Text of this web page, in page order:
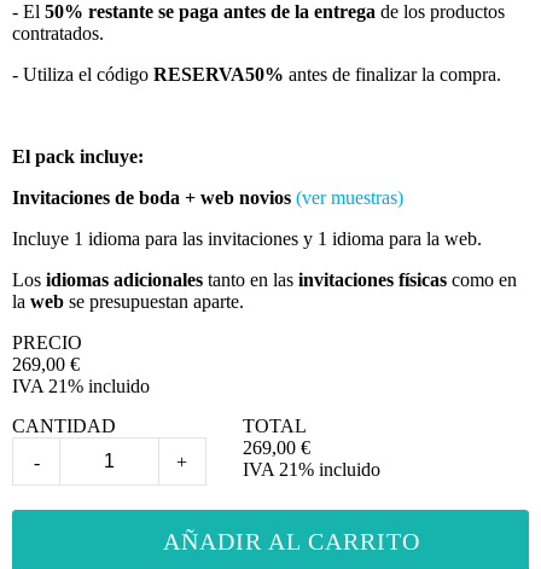
- El 50% restante se paga antes de la entrega de los productos
contratados.
- Utiliza el código RESERVA50% antes de finalizar la compra.
El pack incluye:
Invitaciones de boda + web novios (ver muestras)
Incluye 1 idioma para las invitaciones y 1 idioma para la web.
Los idiomas adicionales tanto en las invitaciones físicas como en
la web se presupuestan aparte.
PRECIO
269,00 €
IVA 21% incluido
CANTIDAD
-
+
TOTAL
269,00 €
IVA 21% incluido
AÑADIR AL CARRITO